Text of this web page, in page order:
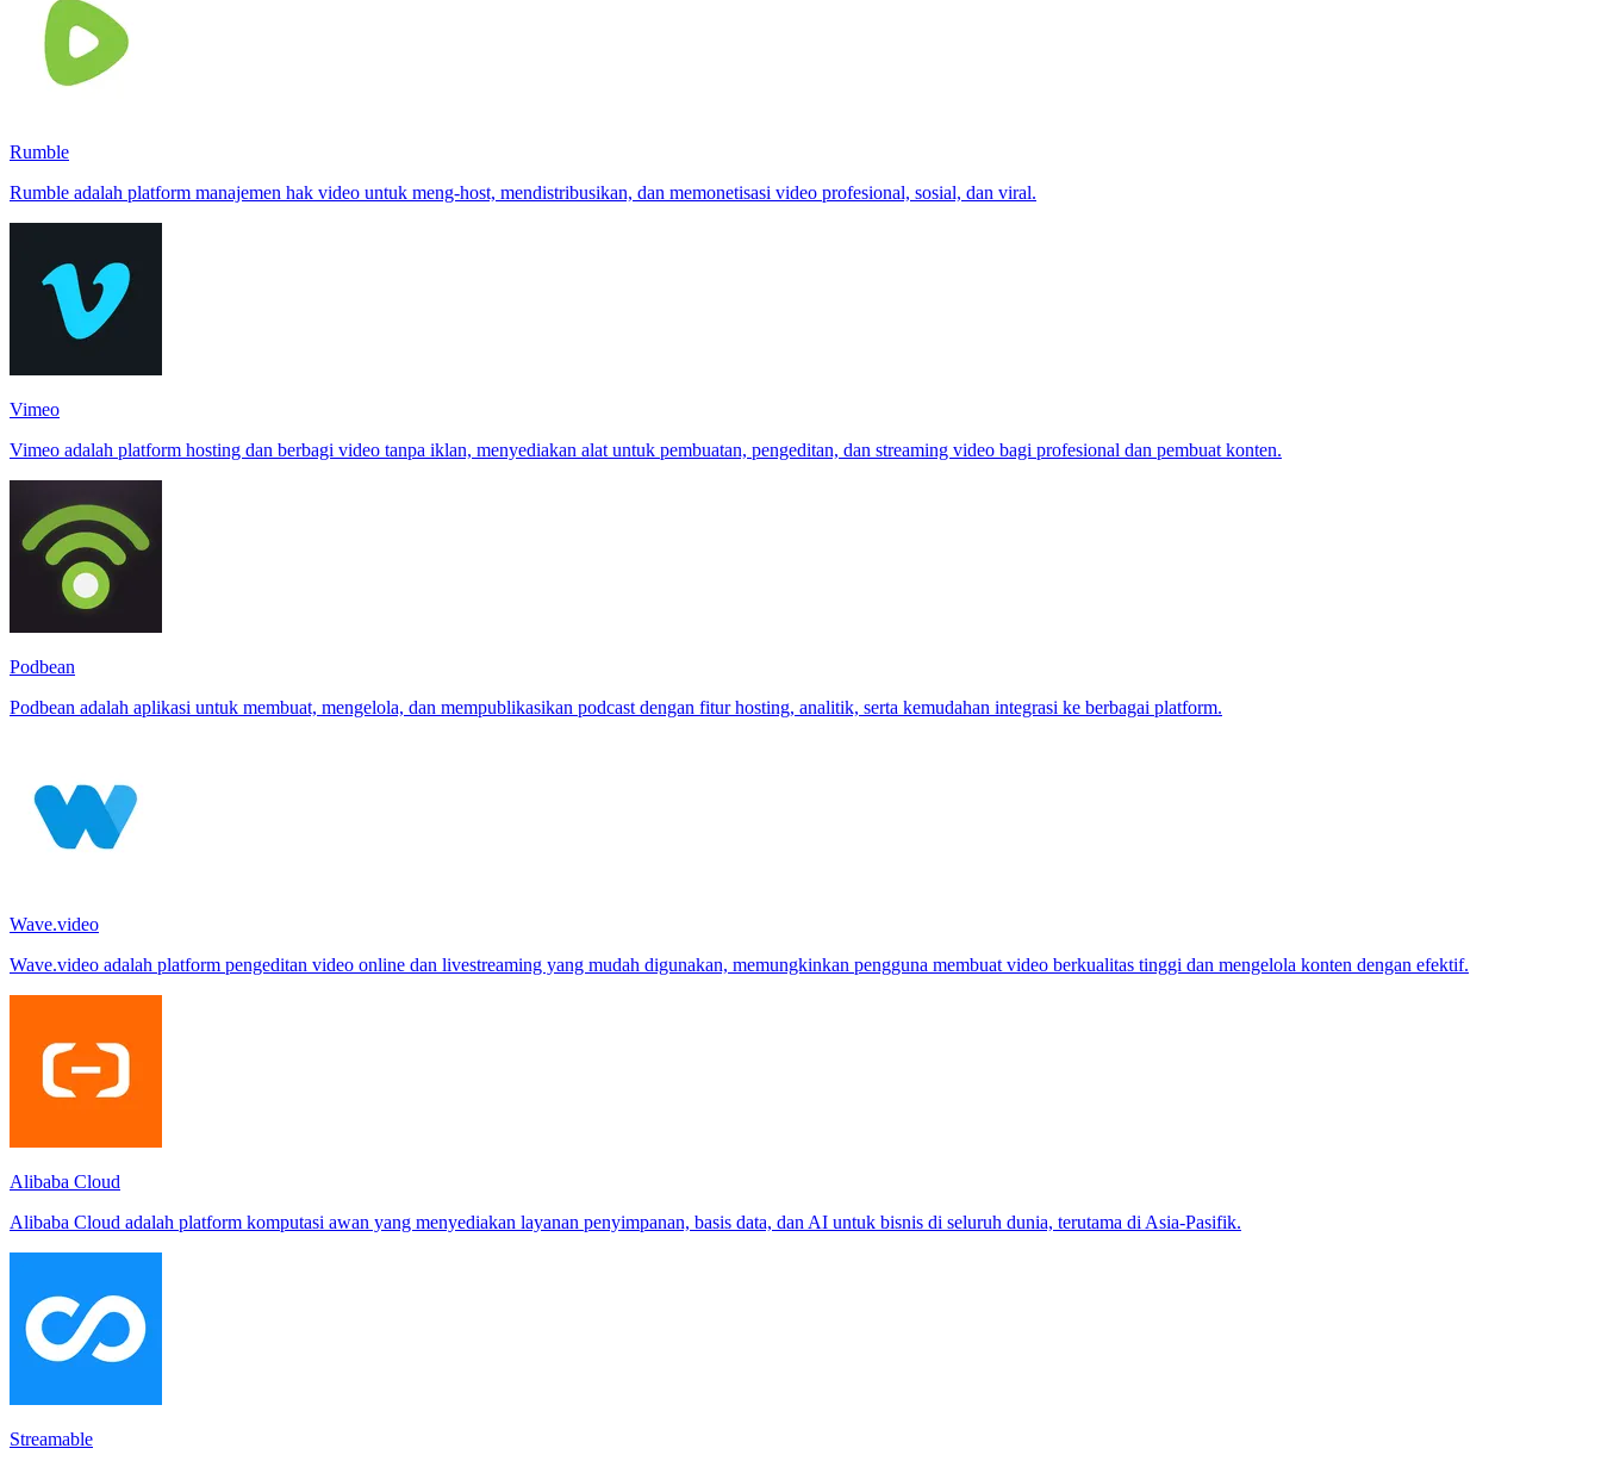
Rumble
Rumble adalah platform manajemen hak video untuk meng-host, mendistribusikan, dan memonetisasi video profesional, sosial, dan viral.
Vimeo
Vimeo adalah platform hosting dan berbagi video tanpa iklan, menyediakan alat untuk pembuatan, pengeditan, dan streaming video bagi profesional dan pembuat konten.
Podbean
Podbean adalah aplikasi untuk membuat, mengelola, dan mempublikasikan podcast dengan fitur hosting, analitik, serta kemudahan integrasi ke berbagai platform.
Wave.video
Wave.video adalah platform pengeditan video online dan livestreaming yang mudah digunakan, memungkinkan pengguna membuat video berkualitas tinggi dan mengelola konten dengan efektif.
Alibaba Cloud
Alibaba Cloud adalah platform komputasi awan yang menyediakan layanan penyimpanan, basis data, dan AI untuk bisnis di seluruh dunia, terutama di Asia-Pasifik.
Streamable